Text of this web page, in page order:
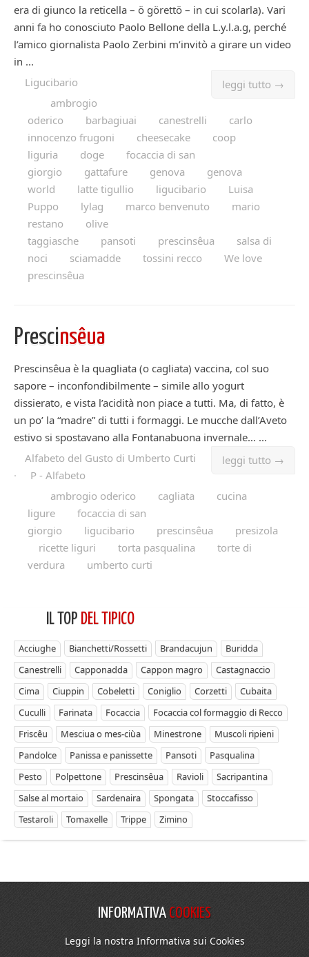
era di giunco la reticella – ö görettö – in cui scolarla). Vari
anni fa ho conosciuto Paolo Bellone della L.y.l.a.g, perché
l’amico giornalista Paolo Zerbini m’invitò a girare un video
in ...
leggi tutto →
Ligucibario
ambrogio
oderico
barbagiuai canestrelli
carlo
innocenzo frugoni
cheesecake
coop
liguria
doge
focaccia di san
giorgio
gattafure genova
genova
world
latte tigullio ligucibario
Luisa
Puppo
lylag marco benvenuto
mario
restano
olive
taggiasche
pansoti prescinsêua
salsa di
noci
sciamadde tossini recco
We love
prescinsêua
Prescinsêua
Prescinsêua è la quagliata (o cagliata) vaccina, col suo
sapore – inconfondibilmente – simile allo yogurt
dissierato, e vista l’acidità non piace a tutti. Ma, di fatto, è
un po’ la “madre” di tutti i formaggi. Le mucche dall’Aveto
estivo si spostavano alla Fontanabuona invernale… ...
leggi tutto →
Alfabeto del Gusto di Umberto Curti
·
P - Alfabeto
ambrogio oderico
cagliata
cucina
ligure
focaccia di san
giorgio
ligucibario prescinsêua
presizola
ricette liguri
torta pasqualina
torte di
verdura
umberto curti
IL TOP DEL TIPICO
Acciughe Bianchetti/Rossetti Brandacujun
Buridda
Canestrelli
Capponadda Cappon magro
Castagnaccio
Cima
Ciuppin Cobeletti Coniglio Corzetti
Cubaita
Cuculli
Farinata Focaccia
Focaccia col formaggio di Recco
Friscêu
Mesciua o mes-ciùa Minestrone
Muscoli ripieni
Pandolce
Panissa e panissette Pansoti
Pasqualina
Pesto
Polpettone Prescinsêua Ravioli
Sacripantina
Salse al mortaio
Sardenaira Spongata
Stoccafisso
Testaroli
Tomaxelle Trippe Zimino
INFORMATIVA COOKIES
Leggi la nostra Informativa sui Cookies